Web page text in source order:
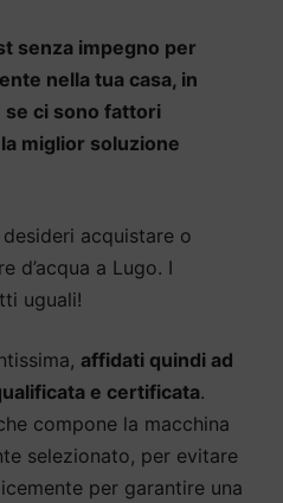
senza impegno per
nella tua casa, in
ci sono fattori
miglior soluzione
acquistare o
d’acqua a Lugo. I
uguali!
affidati quindi ad
e certificata.
compone la macchina
selezionato, per evitare
per garantire una